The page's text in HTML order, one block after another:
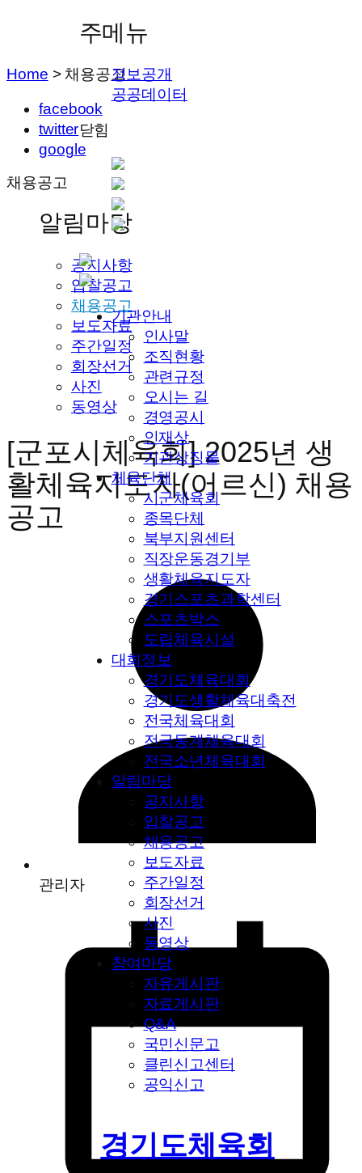
주메뉴
정보공개
공공데이터
닫힘
기관안내
인사말
조직현황
관련규정
오시는 길
경영공시
인재상
기관상징물
체육단체
시군체육회
종목단체
북부지원센터
직장운동경기부
생활체육지도자
경기스포츠과학센터
스포츠박스
도립체육시설
대회정보
경기도체육대회
경기도생활체육대축전
전국체육대회
전국동계체육대회
전국소년체육대회
알림마당
공지사항
입찰공고
채용공고
보도자료
주간일정
회장선거
사진
동영상
참여마당
자유게시판
자료게시판
Q&A
국민신문고
클린신고센터
공익신고
경기도체육회
Home >채용공고
facebook
twitter
google
채용공고
알림마당
공지사항
입찰공고
채용공고
보도자료
주간일정
회장선거
사진
동영상
[군포시체육회] 2025년 생
활체육지도자(어르신) 채용
공고
관리자